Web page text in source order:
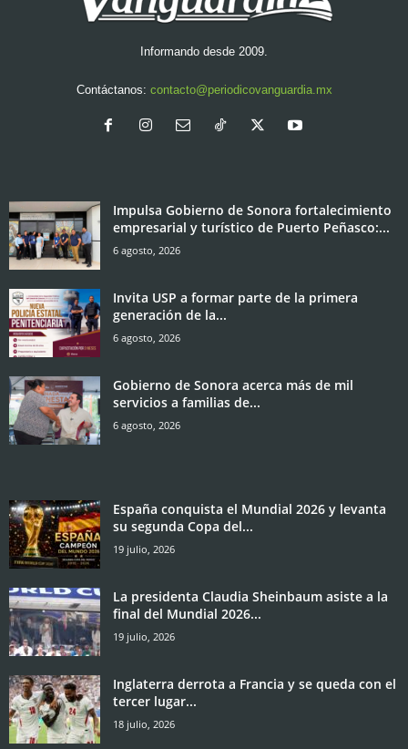
Informando desde 2009.
Contáctanos: contacto@periodicovanguardia.mx
Impulsa Gobierno de Sonora fortalecimiento
empresarial y turístico de Puerto Peñasco:...
6 agosto, 2026
Invita USP a formar parte de la primera
generación de la...
6 agosto, 2026
Gobierno de Sonora acerca más de mil
servicios a familias de...
6 agosto, 2026
España conquista el Mundial 2026 y levanta
su segunda Copa del...
19 julio, 2026
La presidenta Claudia Sheinbaum asiste a la
final del Mundial 2026...
19 julio, 2026
Inglaterra derrota a Francia y se queda con el
tercer lugar...
18 julio, 2026